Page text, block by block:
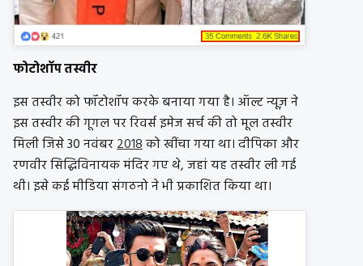
फोटोशॉप तस्वीर
इस तस्वीर को फॉटोशॉप करके बनाया गया है। ऑल्ट न्यूज़ ने
इस तस्वीर की गूगल पर रिवर्स इमेज सर्च की तो मूल तस्वीर
मिली जिसे 30 नवंबर2018को खींचा गया था। दीपिका और
रणवीर सिद्धिविनायक मंदिर गए थे, जहां यह तस्वीर ली गई
थी। इसे कई मीडिया संगठनो ने भी प्रकाशित किया था।